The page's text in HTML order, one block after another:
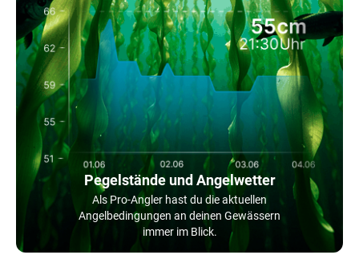
Pegelstände und Angelwetter
Als Pro-Angler hast du die aktuellen
Angelbedingungen an deinen Gewässern
immer im Blick.